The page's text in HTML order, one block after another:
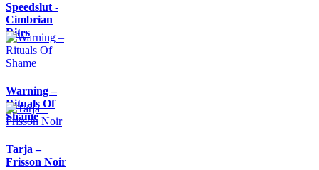
Speedslut -
Cimbrian
Rites
Warning –
Rituals Of
Shame
Tarja –
Frisson Noir